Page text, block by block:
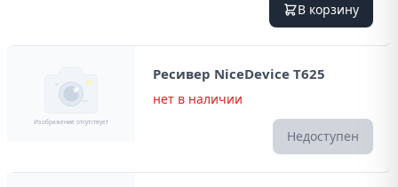
В корзину
Ресивер NiceDevice T625
нет в наличии
Недоступен